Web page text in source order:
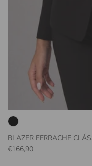
BLAZER FERRACHE
Preço normal
€166,90